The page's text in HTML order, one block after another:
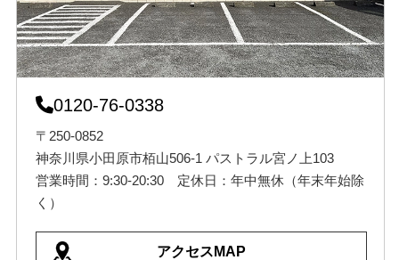
0120-76-0338
〒250-0852
神奈川県小田原市栢山506-1 パストラル宮ノ上103
営業時間：9:30-20:30 定休日：年中無休（年末年始除
く）
アクセスMAP